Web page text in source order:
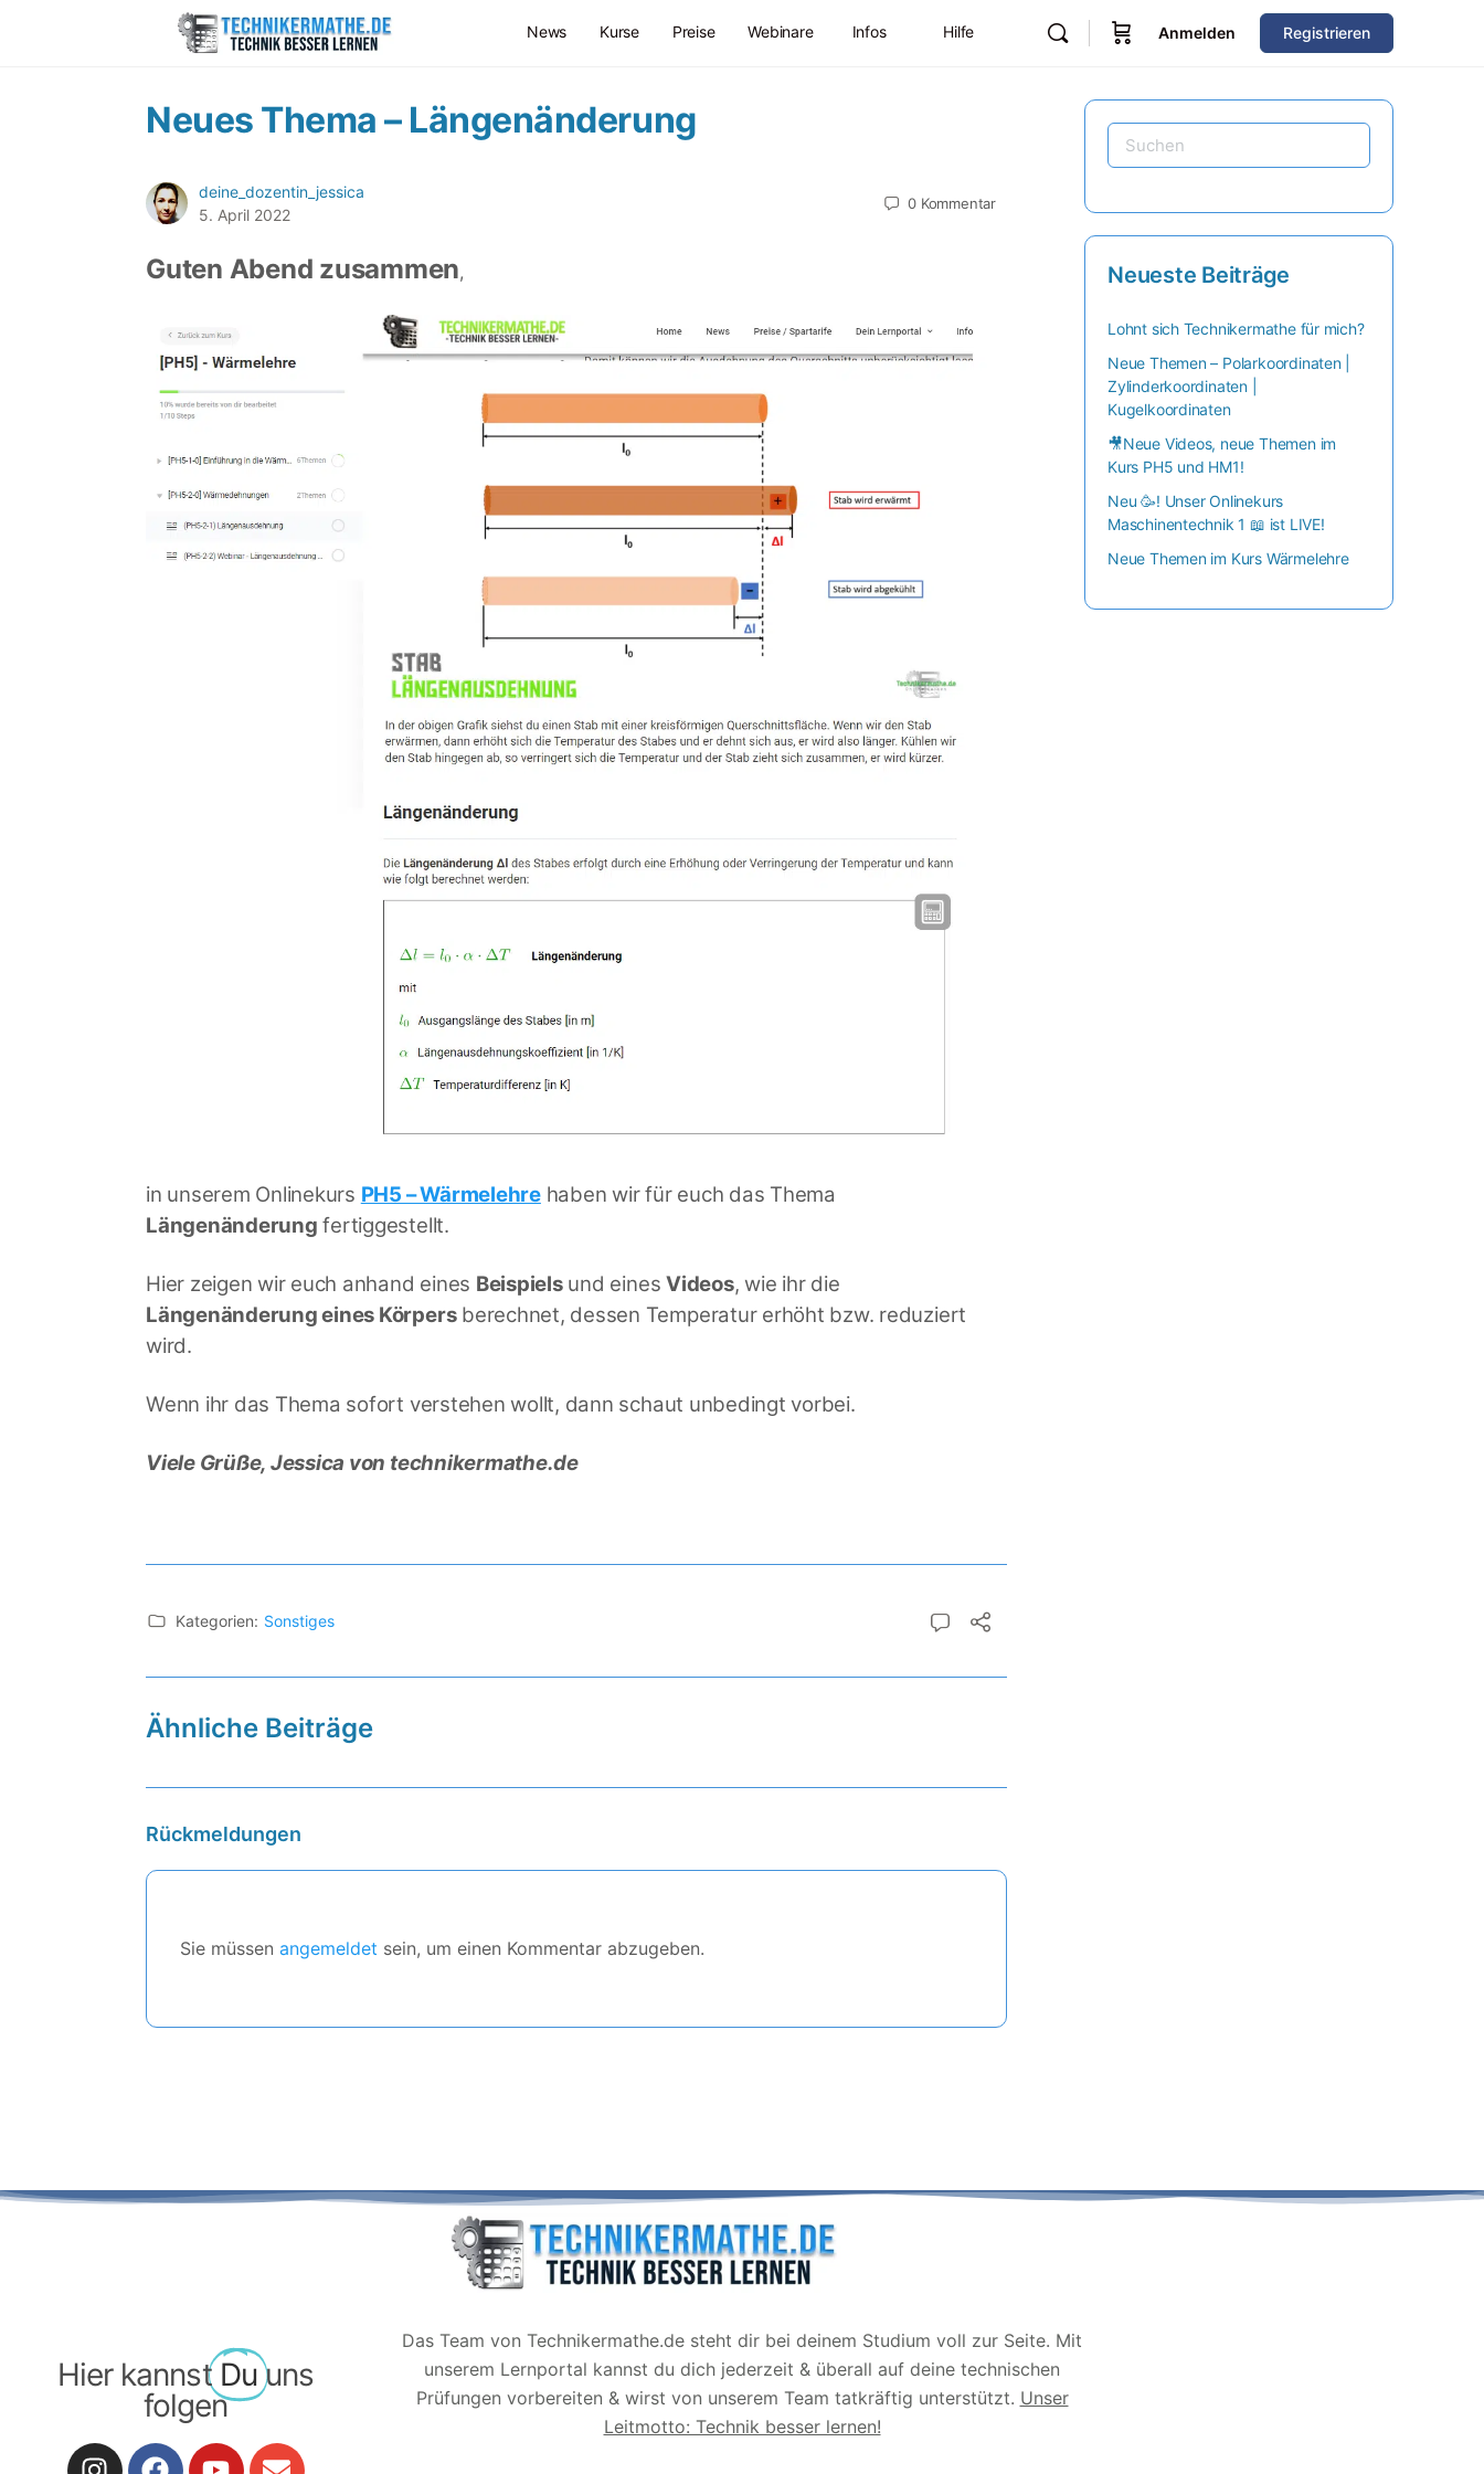
News Kurse Preise Webinare Infos Hilfe Anmelden Registrieren
Neues Thema – Längenänderung
deine_dozentin_jessica
5. April 2022
0 Kommentar
Guten Abend zusammen,
in unserem Onlinekurs PH5 – Wärmelehrehaben wir für euch das Thema
Längenänderung fertiggestellt.
Hier zeigen wir euch anhand eines Beispielsund einesVideos, wie ihr die
Längenänderung eines Körpersberechnet, dessen Temperatur erhöht bzw. reduziert
wird.
Wenn ihr das Thema sofort verstehen wollt, dann schaut unbedingt vorbei.
Viele Grüße, Jessica von technikermathe.de
Kategorien: Sonstiges
Ähnliche Beiträge
Rückmeldungen
Sie müssen angemeldet sein, um einen Kommentar abzugeben.
Neueste Beiträge
Lohnt sich Technikermathe für mich?
Neue Themen – Polarkoordinaten |
Zylinderkoordinaten |
Kugelkoordinaten
🎥Neue Videos, neue Themen im
Kurs PH5 und HM1!
Neu 🥳! Unser Onlinekurs
Maschinentechnik 1 📖 ist LIVE!
Neue Themen im Kurs Wärmelehre
Hier kannst Du uns
folgen
Das Team von Technikermathe.de steht dir bei deinem Studium voll zur Seite. Mit
unserem Lernportal kannst du dich jederzeit & überall auf deine technischen
Prüfungen vorbereiten & wirst von unserem Team tatkräftig unterstützt. Unser
Leitmotto: Technik besser lernen!